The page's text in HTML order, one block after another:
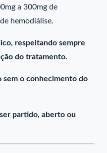
a 300mg de
hemodiálise.
respeitando sempre
do tratamento.
sem o conhecimento do
partido, aberto ou